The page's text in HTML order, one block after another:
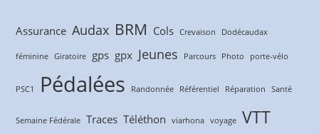
Assurance Audax BRM Cols Crevaison Dodécaudax
féminine Giratoire gps gpx Jeunes Parcours Photo porte-vélo
PSC1 Pédalées Randonnée Référentiel Réparation Santé
Semaine Fédérale Traces Téléthon viarhona voyage VTT